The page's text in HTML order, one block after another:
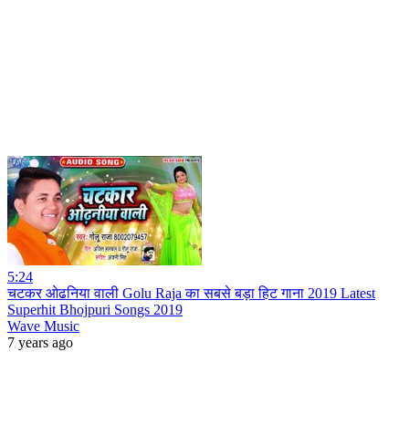
5:24
चटकर ओढनिया वाली Golu Raja का सबसे बड़ा हिट गाना 2019 Latest
Superhit Bhojpuri Songs 2019
Wave Music
7 years ago